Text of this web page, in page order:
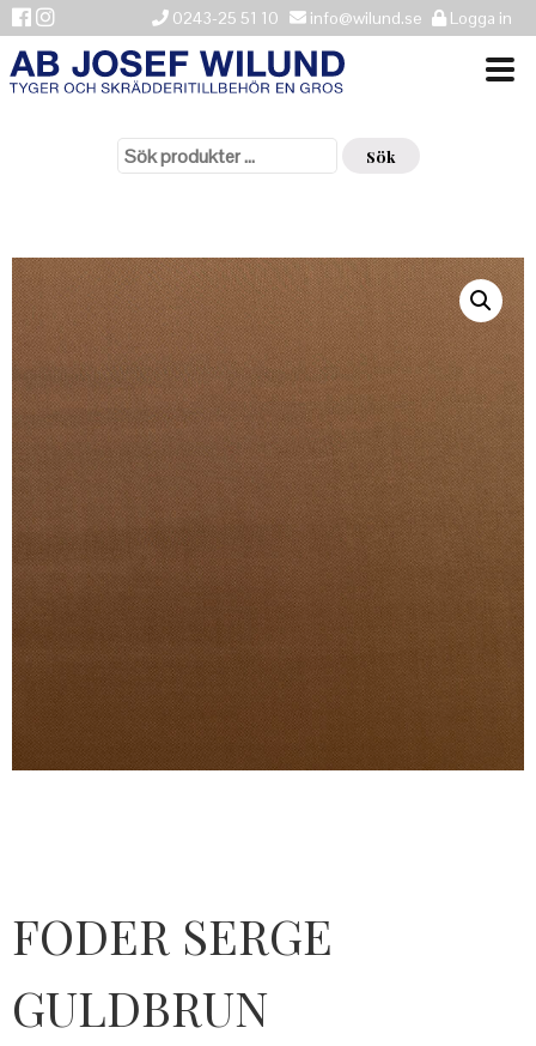
0243-25 51 10 info@wilund.se Logga in
VÄLKOMMEN
HISTORIK
KONTAKTA OSS
LEVERANSINFORMATION
efter:
Sök
FODER SERGE
GULDBRUN